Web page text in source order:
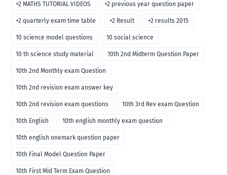
+2 MATHS TUTORIAL VIDEOS +2 previous year question paper
+2 quarterly exam time table +2 Result +2 results 2015
10 science model questions 10 social science
10 th science study material 10th 2nd Midterm Question Paper
10th 2nd Monthly exam Question
10th 2nd revision exam answer key
10th 2nd revision exam questions 10th 3rd Rev exam Question
10th English 10th english monthly exam question
10th english onemark question paper
10th Final Model Question Paper
10th First Mid Term Exam Question